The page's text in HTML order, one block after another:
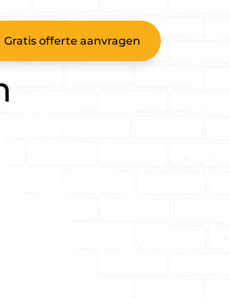
Gratis offerte aanvragen